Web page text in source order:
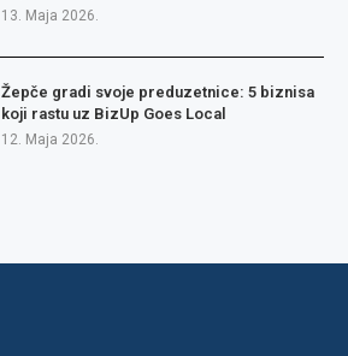
13. Maja 2026.
Žepče gradi svoje preduzetnice: 5 biznisa
koji rastu uz BizUp Goes Local
12. Maja 2026.